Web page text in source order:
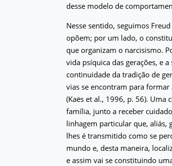
desse modelo de
Nesse sentido, seguimos
opõem; por um lado, o
que organizam o narcisismo.
vida psíquica das gerações, e
continuidade da tradição de
vias se encontram para formar
(Kaës et al., 1996, p. 56).
família, junto a receber
linhagem particular que, aliás,
lhes é transmitido como se
mundo e, desta maneira,
e assim vai se constituindo